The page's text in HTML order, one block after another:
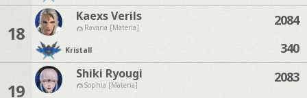
18
Kaexs Verils
Ravana [Materia]
Kristall
2084
340
19
Shiki Ryougi
Sophia [Materia]
2083